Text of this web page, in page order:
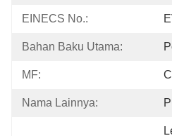
EINECS No.:
Bahan Baku Utama:
MF:
Nama Lainnya: